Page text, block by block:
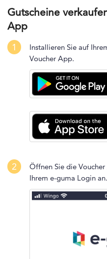
Gutscheine
App
1
Installieren Sie auf
Voucher App.
2
Öffnen Sie die
Ihrem e-guma Login an.